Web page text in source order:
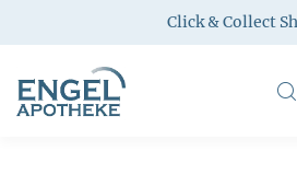
Click & Collect